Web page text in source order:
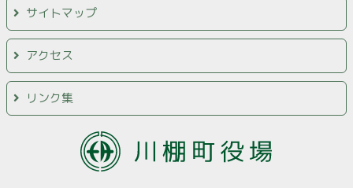
サイトマップ
アクセス
リンク集